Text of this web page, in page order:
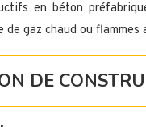
en béton
gaz chaud ou
DE